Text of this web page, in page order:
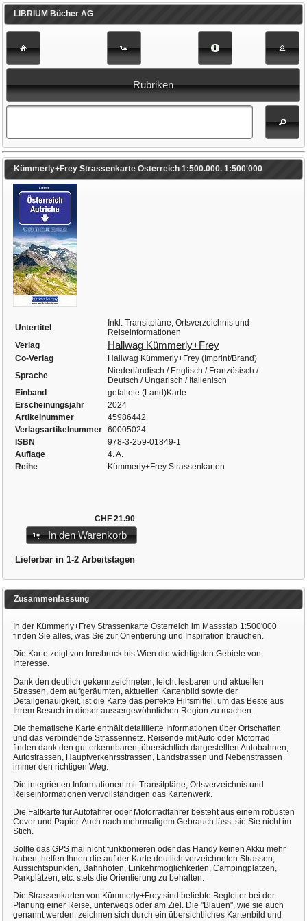
LIBRIUM Bücher AG
Rubriken
Kümmerly+Frey Strassenkarte Österreich 1:500.000. 1:500'000
Untertitel
Inkl. Transitpläne, Ortsverzeichnis und
Reiseinformationen
Verlag
Hallwag Kümmerly+Frey
Co-Verlag
Hallwag Kümmerly+Frey (Imprint/Brand)
Sprache
Niederländisch / Englisch / Französisch /
Deutsch / Ungarisch / Italienisch
Einband
gefaltete (Land)Karte
Erscheinungsjahr
2024
Artikelnummer
45986442
Verlagsartikelnummer
60005024
ISBN
978-3-259-01849-1
Auflage
4. A.
Reihe
Kümmerly+Frey Strassenkarten
CHF 21.90
In den Warenkorb
Lieferbar in 1-2 Arbeitstagen
Zusammenfassung
In der Kümmerly+Frey Strassenkarte Österreich im Massstab 1:500'000
finden Sie alles, was Sie zur Orientierung und Inspiration brauchen.
Die Karte zeigt von Innsbruck bis Wien die wichtigsten Gebiete von
Interesse.
Dank den deutlich gekennzeichneten, leicht lesbaren und aktuellen
Strassen, dem aufgeräumten, aktuellen Kartenbild sowie der
Detailgenauigkeit, ist die Karte das perfekte Hilfsmittel, um das Beste aus
Ihrem Besuch in dieser aussergewöhnlichen Region zu machen.
Die thematische Karte enthält detaillierte Informationen über Ortschaften
und das verbindende Strassennetz. Reisende mit Auto oder Motorrad
finden dank den gut erkennbaren, übersichtlich dargestellten Autobahnen,
Autostrassen, Hauptverkehrsstrassen, Landstrassen und Nebenstrassen
immer den richtigen Weg.
Die integrierten Informationen mit Transitpläne, Ortsverzeichnis und
Reiseinformationen vervollständigen das Kartenwerk.
Die Faltkarte für Autofahrer oder Motorradfahrer besteht aus einem robusten
Cover und Papier. Auch nach mehrmaligem Gebrauch lässt sie Sie nicht im
Stich.
Sollte das GPS mal nicht funktionieren oder das Handy keinen Akku mehr
haben, helfen Ihnen die auf der Karte deutlich verzeichneten Strassen,
Aussichtspunkten, Bahnhöfen, Einkehrmöglichkeiten, Campingplätzen,
Parkplätzen, etc. stets die Orientierung zu behalten.
Die Strassenkarten von Kümmerly+Frey sind beliebte Begleiter bei der
Planung einer Reise, unterwegs oder am Ziel. Die "Blauen", wie sie auch
genannt werden, zeichnen sich durch ein übersichtliches Kartenbild und